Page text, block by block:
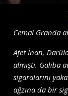
Cemal Granda
Afet İnan,
almıştı. Galiba
sigaralarını
ağzına da bir